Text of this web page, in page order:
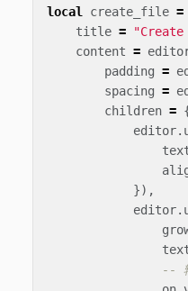
local
create_file =
title =
content =
padding =
spacing =
children =
editor.
}),
editor.
--